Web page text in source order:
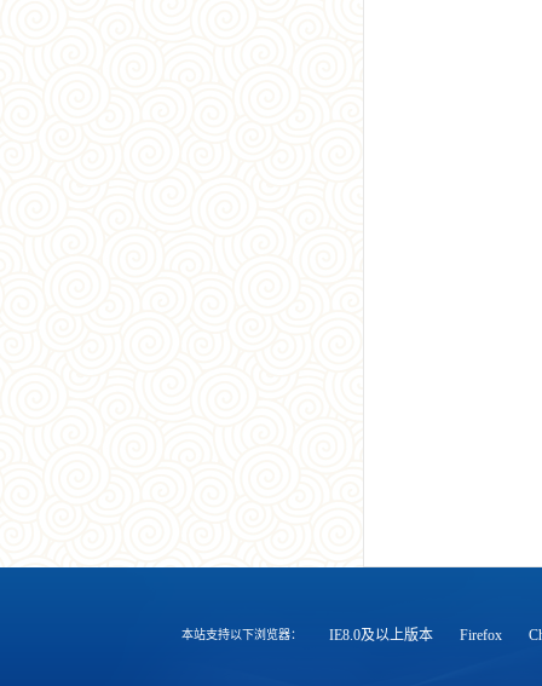
本站支持以下浏览器： IE8.0及以上版本 Firefox